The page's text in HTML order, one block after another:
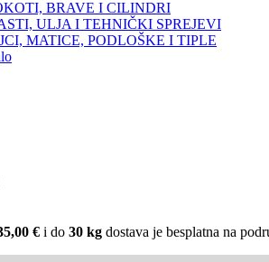
BRAVE I CILINDRI
ULJA I TEHNIČKI SPREJEVI
MATICE, PODLOŠKE I TIPLE
€ i do 30 kg dostava je besplatna na